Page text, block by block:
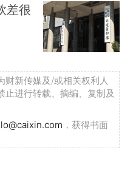
差很
财新传媒及/或相关权利人
止进行转载、摘编、复制及
，获得书面